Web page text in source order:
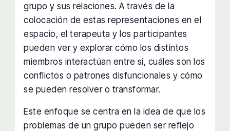
grupo y sus relaciones. A través de la
colocación de estas representaciones en el
espacio, el terapeuta y los participantes
pueden ver y explorar cómo los distintos
miembros interactúan entre sí, cuáles son los
conflictos o patrones disfuncionales y cómo
se pueden resolver o transformar.
Este enfoque se centra en la idea de que los
problemas de un grupo pueden ser reflejo